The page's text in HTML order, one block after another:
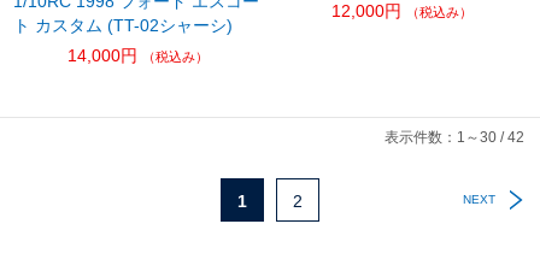
ト カスタム (TT-02シャーシ)
14,000円
（税込み）
12,000円
（税込み）
表示件数：1～30 / 42
NEXT
1 2